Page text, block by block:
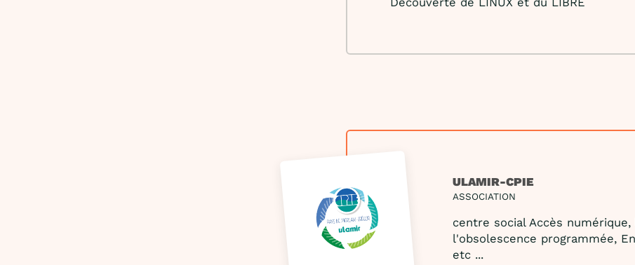
ULAMIR-CPIE
ASSOCIATION
centre social Accès
l'obsolescence programmée,
etc ...